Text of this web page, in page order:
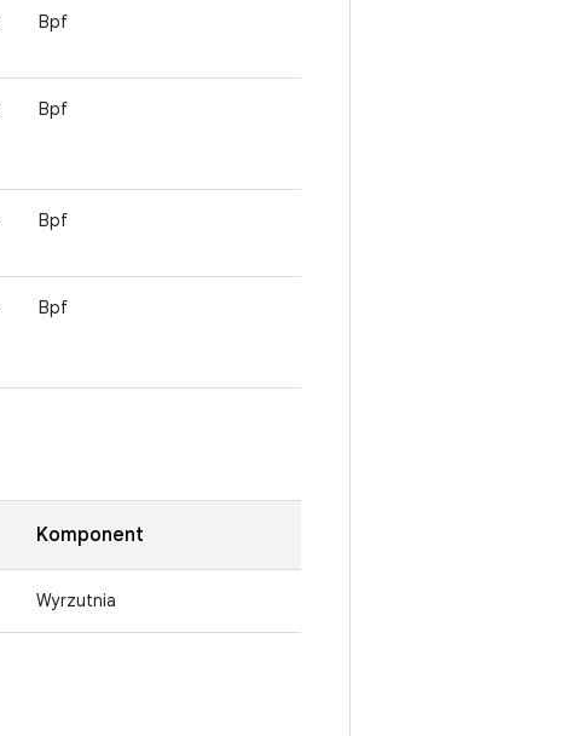
Bpf
Bpf
Bpf
Bpf
Komponent
Wyrzutnia